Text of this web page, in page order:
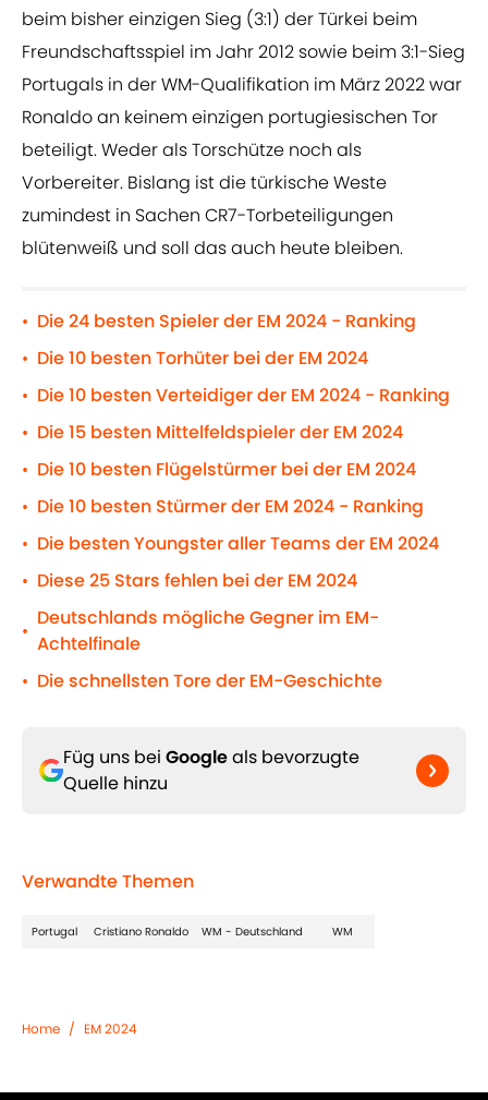
beim bisher einzigen Sieg (3:1) der Türkei beim
Freundschaftsspiel im Jahr 2012 sowie beim 3:1-Sieg
Portugals in der WM-Qualifikation im März 2022 war
Ronaldo an keinem einzigen portugiesischen Tor
beteiligt. Weder als Torschütze noch als
Vorbereiter. Bislang ist die türkische Weste
zumindest in Sachen CR7-Torbeteiligungen
blütenweiß und soll das auch heute bleiben.
• Die 24 besten Spieler der EM 2024 - Ranking
• Die 10 besten Torhüter bei der EM 2024
• Die 10 besten Verteidiger der EM 2024 - Ranking
• Die 15 besten Mittelfeldspieler der EM 2024
• Die 10 besten Flügelstürmer bei der EM 2024
• Die 10 besten Stürmer der EM 2024 - Ranking
• Die besten Youngster aller Teams der EM 2024
• Diese 25 Stars fehlen bei der EM 2024
•
Deutschlands mögliche Gegner im EM-
Achtelfinale
• Die schnellsten Tore der EM-Geschichte
Füg uns bei Googleals bevorzugte
Quelle hinzu
Verwandte Themen
Portugal Cristiano Ronaldo WM - Deutschland WM
Home / EM 2024